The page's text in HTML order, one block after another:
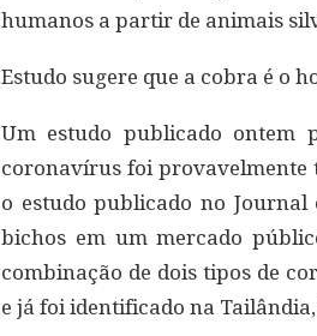
humanos a partir de animais
Estudo sugere que a cobra é o
Um estudo publicado ontem
coronavírus foi provavelmente
o estudo publicado no
bichos em um mercado
combinação de dois tipos de
e já foi identificado na